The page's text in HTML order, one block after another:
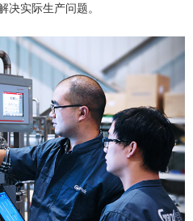
决实际生产问题。